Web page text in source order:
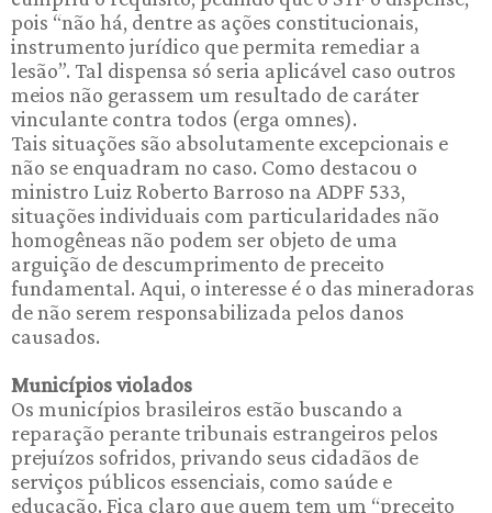
pois “não há, dentre as ações constitucionais,
instrumento jurídico que permita remediar a
lesão”. Tal dispensa só seria aplicável caso outros
meios não gerassem um resultado de caráter
vinculante contra todos (erga omnes).
Tais situações são absolutamente excepcionais e
não se enquadram no caso. Como destacou o
ministro Luiz Roberto Barroso na ADPF 533,
situações individuais com particularidades não
homogêneas não podem ser objeto de uma
arguição de descumprimento de preceito
fundamental. Aqui, o interesse é o das mineradoras
de não serem responsabilizada pelos danos
causados.
Municípios violados
Os municípios brasileiros estão buscando a
reparação perante tribunais estrangeiros pelos
prejuízos sofridos, privando seus cidadãos de
serviços públicos essenciais, como saúde e
educação. Fica claro que quem tem um “preceito